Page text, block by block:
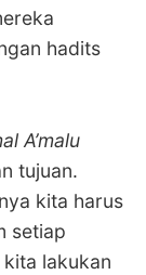
hadits
A’malu
tujuan.
kita harus
setiap
lakukan